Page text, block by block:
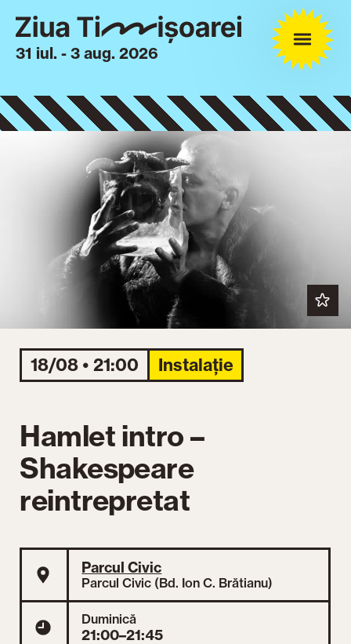
31 iul. - 3 aug. 2026
18/08 • 21:00 Instalație
Hamlet intro –
Shakespeare
reintrepretat
Parcul Civic
Parcul Civic (Bd. Ion C. Brătianu)
Duminică
21:00–21:45